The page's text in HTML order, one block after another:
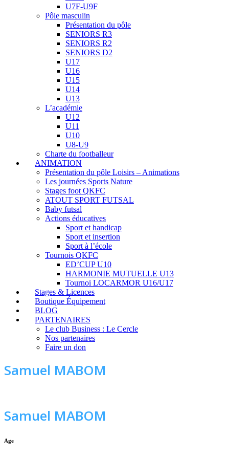
U7F-U9F
Pôle masculin
Présentation du pôle
SENIORS R3
SENIORS R2
SENIORS D2
U17
U16
U15
U14
U13
L’académie
U12
U11
U10
U8-U9
Charte du footballeur
ANIMATION
Présentation du pôle Loisirs – Animations
Les journées Sports Nature
Stages foot QKFC
ATOUT SPORT FUTSAL
Baby futsal
Actions éducatives
Sport et handicap
Sport et insertion
Sport à l’école
Tournois QKFC
ED’CUP U10
HARMONIE MUTUELLE U13
Tournoi LOCARMOR U16/U17
Stages & Licences
Boutique Équipement
BLOG
PARTENAIRES
Le club Business : Le Cercle
Nos partenaires
Faire un don
Samuel MABOM
Samuel MABOM
Age